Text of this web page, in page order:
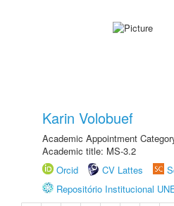
Karin Volobuef
Academic Appointment
Academic title: MS-3.2
Orcid
CV Lattes
Repositório Institucional